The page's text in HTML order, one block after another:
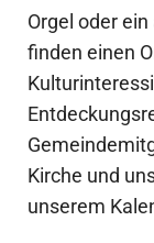
Orgel oder
finden einen
Kirche und
unserem